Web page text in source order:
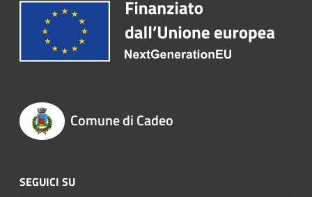
Comune di Cadeo
SEGUICI SU